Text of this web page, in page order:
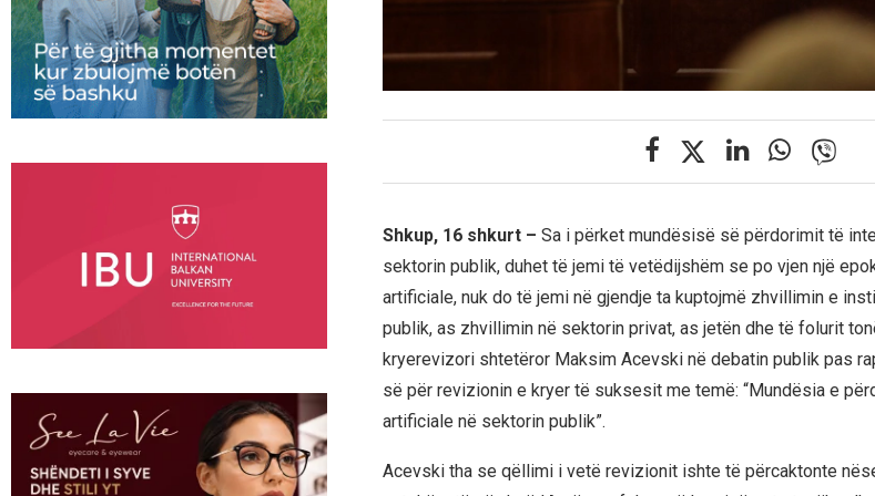
Shkup, 16 shkurt – Sa i përket mundësisë së përdorimit të
sektorin publik, duhet të jemi të vetëdijshëm se po vjen një
artificiale, nuk do të jemi në gjendje ta kuptojmë zhvillimin e
publik, as zhvillimin në sektorin privat, as jetën dhe të folurit
kryerevizori shtetëror Maksim Acevski në debatin publik pas
së për revizionin e kryer të suksesit me temë: “Mundësia e
artificiale në sektorin publik”.
Acevski tha se qëllimi i vetë revizionit ishte të përcaktonte